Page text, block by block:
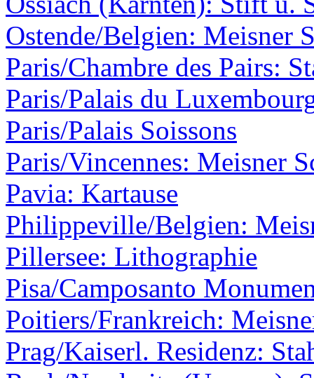
Ostende/Belgien: Meisner
Paris/Chambre des Pairs:
Paris/Palais du
Paris/Palais Soissons
Paris/Vincennes: Meisner
Pavia: Kartause
Philippeville/Belgien:
Pillersee: Lithographie
Pisa/Camposanto
Poitiers/Frankreich:
Prag/Kaiserl. Residenz: